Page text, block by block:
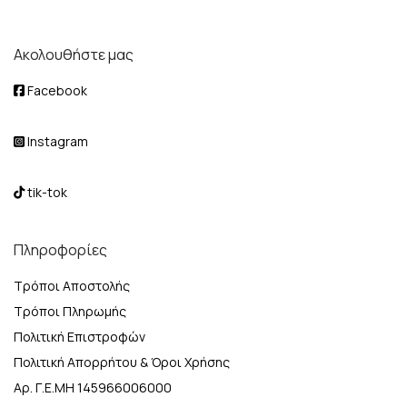
Ακολουθήστε μας
Facebook
Instagram
tik-tok
Πληροφορίες
Τρόποι Αποστολής
Τρόποι Πληρωμής
Πολιτική Επιστροφών
Πολιτική Απορρήτου & Όροι Χρήσης
Αρ. Γ.Ε.ΜΗ 145966006000